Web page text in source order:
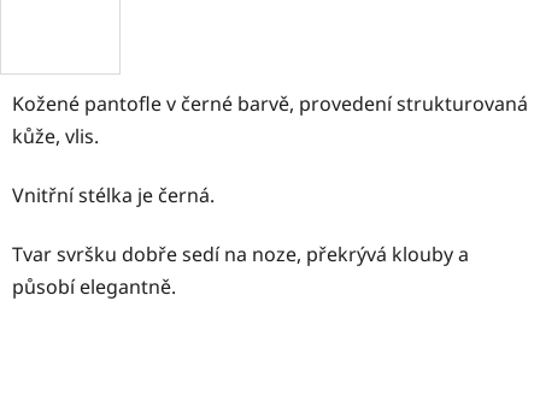
Kožené pantofle v černé barvě, provedení strukturovaná
kůže, vlis.
Vnitřní stélka je černá.
Tvar svršku dobře sedí na noze, překrývá klouby a
působí elegantně.